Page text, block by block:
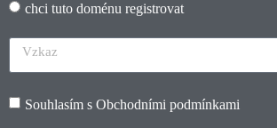
chci tuto doménu registrovat
Souhlasím s Obchodními podmínkami